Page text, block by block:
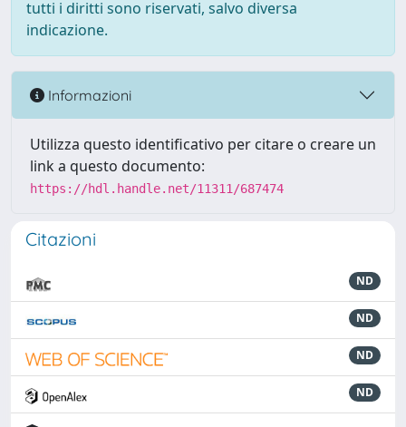
tutti i diritti sono riservati, salvo diversa
indicazione.
Informazioni
Utilizza questo identificativo per citare o creare un
link a questo documento:
https://hdl.handle.net/11311/687474
Citazioni
ND
ND
ND
ND